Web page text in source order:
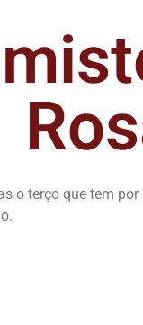
o terço que tem